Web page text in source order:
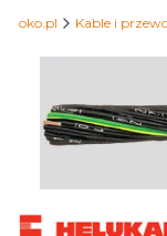
Kable i